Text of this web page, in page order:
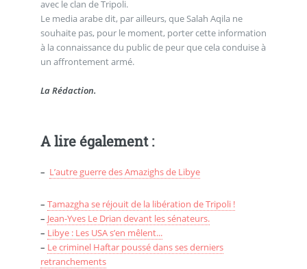
avec le clan de Tripoli.
Le media arabe dit, par ailleurs, que Salah Aqila ne
souhaite pas, pour le moment, porter cette information
à la connaissance du public de peur que cela conduise à
un affrontement armé.
La Rédaction.
A lire également :
– L’autre guerre des Amazighs de Libye
– Tamazgha se réjouit de la libération de Tripoli !
– Jean-Yves Le Drian devant les sénateurs.
– Libye : Les USA s’en mêlent...
– Le criminel Haftar poussé dans ses derniers
retranchements